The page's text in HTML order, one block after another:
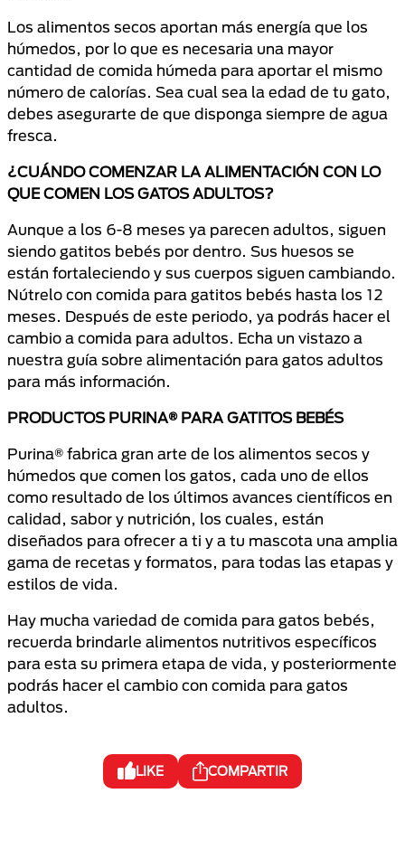
Los alimentos secos aportan más energía que los
húmedos, por lo que es necesaria una mayor
cantidad de comida húmeda para aportar el mismo
número de calorías. Sea cual sea la edad de tu gato,
debes asegurarte de que disponga siempre de agua
fresca.
¿CUÁNDO COMENZAR LA ALIMENTACIÓN CON LO
QUE COMEN LOS GATOS ADULTOS?
Aunque a los 6-8 meses ya parecen adultos, siguen
siendo gatitos bebés por dentro. Sus huesos se
están fortaleciendo y sus cuerpos siguen cambiando.
Nútrelo con comida para gatitos bebés hasta los 12
meses. Después de este periodo, ya podrás hacer el
cambio a comida para adultos. Echa un vistazo a
nuestra guía sobre alimentación para gatos adultos
para más información.
PRODUCTOS PURINA® PARA GATITOS BEBÉS
Purina® fabrica gran arte de los alimentos secos y
húmedos que comen los gatos, cada uno de ellos
como resultado de los últimos avances científicos en
calidad, sabor y nutrición, los cuales, están
diseñados para ofrecer a ti y a tu mascota una amplia
gama de recetas y formatos, para todas las etapas y
estilos de vida.
Hay mucha variedad de comida para gatos bebés,
recuerda brindarle alimentos nutritivos específicos
para esta su primera etapa de vida, y posteriormente
podrás hacer el cambio con comida para gatos
adultos.
LIKE COMPARTIR